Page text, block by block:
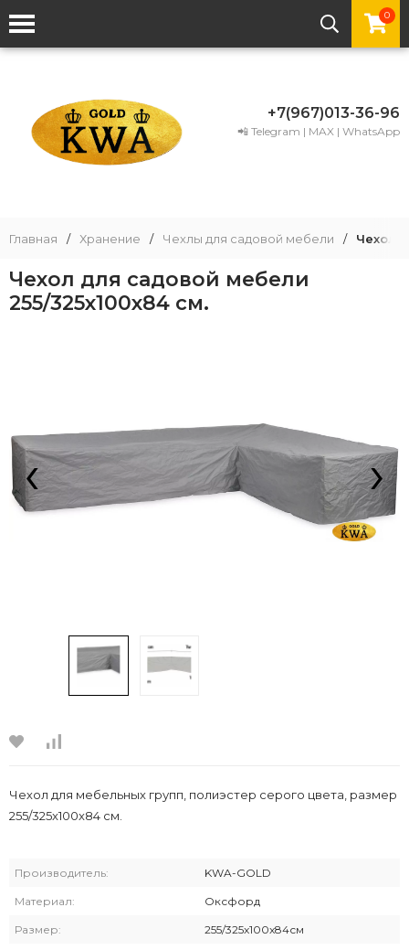
0
+7(967)013-36-96
📲 Telegram | MAX | WhatsApp
Главная / Хранение / Чехлы для садовой мебели / Чехол
Чехол для садовой мебели
255/325x100x84 см.
‹ ›
Чехол для мебельных групп, полиэстер серого цвета, размер
255/325x100x84 см.
Производитель: KWA-GOLD
Материал: Оксфорд
Размер: 255/325x100x84см